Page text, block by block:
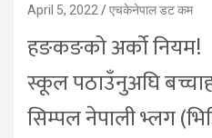
April 5, 2022 एचकेनेपाल डट कम
हङकङको अर्को नियम!
स्कूल पठाउँनुअघि
सिम्पल नेपाली भ्लग